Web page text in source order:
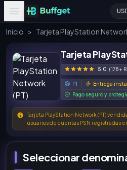
Inicio > Tarjeta PlayStation
Tarjeta
5.0 (178+
PT
Entrega
Pago seguro y
Tarjeta PlayStation Network (PT)
usuarios de cuentas PSN registradas
Seleccionar